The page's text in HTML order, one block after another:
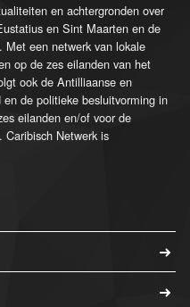
en achtergronden over
en Sint Maarten en de
Met een netwerk van lokale
op de zes eilanden van het
ook de Antilliaanse en
de politieke besluitvorming in
eilanden en/of voor de
Caribisch Netwerk is